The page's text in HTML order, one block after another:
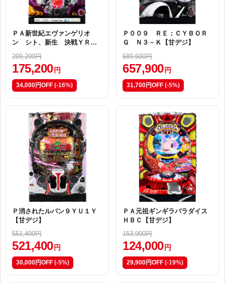
ＰＡ新世紀エヴァンゲリオ
ン シト、新生 決戦ＹＲ
209,200円
175,200 円
34,000円OFF (-16%)
Ｐ００９ ＲＥ：ＣＹＢＯＲ
Ｇ Ｎ３－Ｋ【甘デジ】
689,600円
657,900 円
31,700円OFF (-5%)
Ｐ消されたルパン９ＹＵ１Ｙ
【甘デジ】
551,400円
521,400 円
30,000円OFF (-5%)
ＰＡ元祖ギンギラパラダイス
ＨＢＣ【甘デジ】
153,900円
124,000 円
29,900円OFF (-19%)